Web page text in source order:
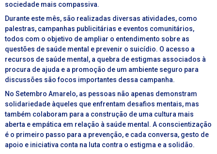
sociedade mais compassiva.
Durante este mês, são realizadas diversas atividades, como
palestras, campanhas publicitárias e eventos comunitários,
todos com o objetivo de ampliar o entendimento sobre as
questões de saúde mental e prevenir o suicídio. O acesso a
recursos de saúde mental, a quebra de estigmas associados à
procura de ajuda e a promoção de um ambiente seguro para
discussões são focos importantes dessa campanha.
No Setembro Amarelo, as pessoas não apenas demonstram
solidariedade àqueles que enfrentam desafios mentais, mas
também colaboram para a construção de uma cultura mais
aberta e empática em relação à saúde mental. A conscientização
é o primeiro passo para a prevenção, e cada conversa, gesto de
apoio e iniciativa conta na luta contra o estigma e a solidão.